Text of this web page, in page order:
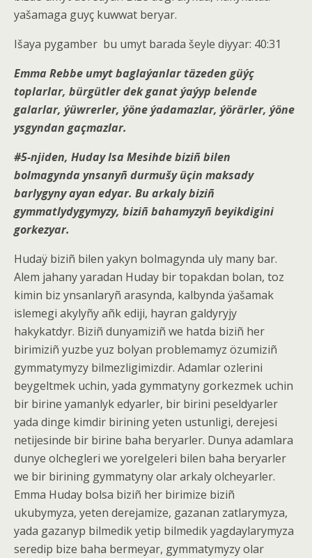
yašamaga guyç kuwwat beryar.
Išaya pygamber bu umyt barada šeyle diyyar: 40:31
Emma Rebbe umyt baglaýanlar täzeden güýç
toplarlar, bürgütler dek ganat ýaýyp belende
galarlar, ýüwrerler, ýöne ýadamazlar, ýörärler, ýöne
ysgyndan gaçmazlar.
#5-njiden, Huday Isa Mesihde biziñ bilen
bolmagynda ynsanyñ durmušy üçin maksady
barlygyny ayan edyar. Bu arkaly biziñ
gymmatlydygymyzy, biziñ bahamyzyñ beyikdigini
gorkezyar.
Hudaÿ biziñ bilen yakyn bolmagynda uly many bar.
Alem jahany yaradan Huday bir topakdan bolan, toz
kimin biz ynsanlaryñ arasynda, kalbynda ÿašamak
islemegi akylyñy añk ediji, hayran galdyryjy
hakykatdyr. Biziñ dunyamiziñ we hatda biziñ her
birimiziñ yuzbe yuz bolyan problemamyz özumiziñ
gymmatymyzy bilmezligimizdir. Adamlar ozlerini
beygeltmek uchin, yada gymmatyny gorkezmek uchin
bir birine yamanlyk edyarler, bir birini peseldyarler
yada dinge kimdir birining yeten ustunligi, derejesi
netijesinde bir birine baha beryarler. Dunya adamlara
dunye olchegleri we yorelgeleri bilen baha beryarler
we bir birining gymmatyny olar arkaly olcheyarler.
Emma Huday bolsa biziñ her birimize biziñ
ukubymyza, yeten derejamize, gazanan zatlarymyza,
yada gazanyp bilmedik yetip bilmedik yagdaylarymyza
seredip bize baha bermeyar, gymmatymyzy olar